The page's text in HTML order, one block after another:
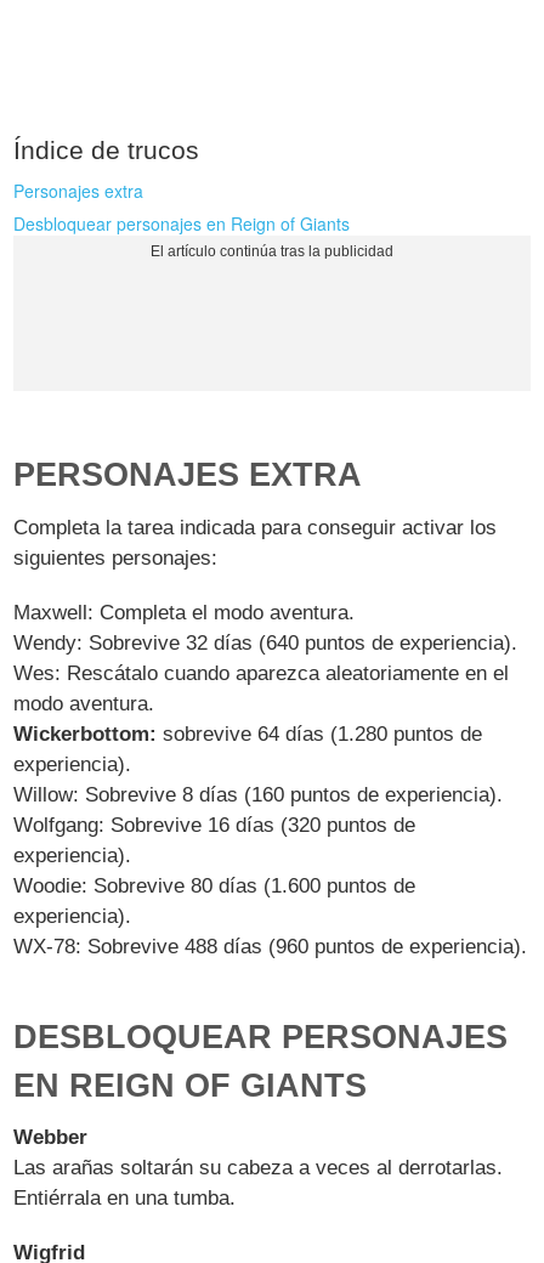
Índice de trucos
Personajes extra
Desbloquear personajes en Reign of Giants
PERSONAJES EXTRA
Completa la tarea indicada para conseguir activar los
siguientes personajes:
Maxwell: Completa el modo aventura.
Wendy: Sobrevive 32 días (640 puntos de experiencia).
Wes: Rescátalo cuando aparezca aleatoriamente en el
modo aventura.
Wickerbottom: sobrevive 64 días (1.280 puntos de
experiencia).
Willow: Sobrevive 8 días (160 puntos de experiencia).
Wolfgang: Sobrevive 16 días (320 puntos de
experiencia).
Woodie: Sobrevive 80 días (1.600 puntos de
experiencia).
WX-78: Sobrevive 488 días (960 puntos de experiencia).
DESBLOQUEAR PERSONAJES
EN REIGN OF GIANTS
Webber
Las arañas soltarán su cabeza a veces al derrotarlas.
Entiérrala en una tumba.
Wigfrid